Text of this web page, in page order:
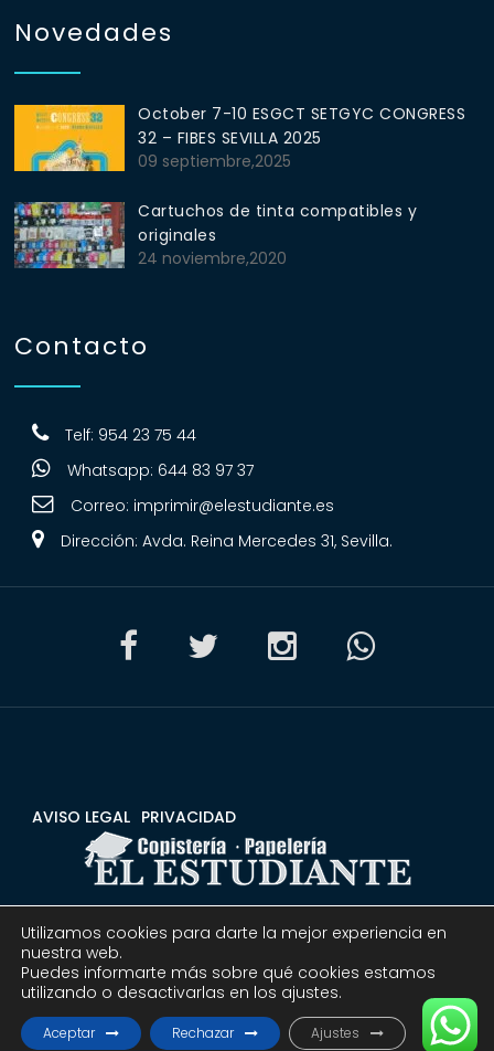
Novedades
October 7-10 ESGCT SETGYC CONGRESS
32 – FIBES SEVILLA 2025
09 septiembre,2025
Cartuchos de tinta compatibles y
originales
24 noviembre,2020
Contacto
Telf: 954 23 75 44
Whatsapp: 644 83 97 37
Correo: imprimir@elestudiante.es
Dirección: Avda. Reina Mercedes 31, Sevilla.
AVISO LEGAL PRIVACIDAD
CONDICIONES DEVOLUCIONES Y REEMBOLSOS
© 2020 Copistería Papelería El estudiante | Todos los
derechos reservados.
Utilizamos cookies para darte la mejor experiencia en
nuestra web.
Puedes informarte más sobre qué cookies estamos
utilizando o desactivarlas en los ajustes.
Aceptar Rechazar Ajustes